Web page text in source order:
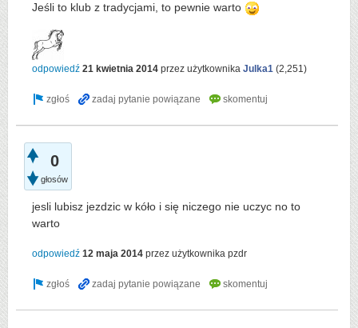
Jeśli to klub z tradycjami, to pewnie warto
odpowiedź 21 kwietnia 2014 przez użytkownika Julka1 (2,251)
0
głosów
jesli lubisz jezdzic w kóło i się niczego nie uczyc no to
warto
odpowiedź 12 maja 2014 przez użytkownika pzdr